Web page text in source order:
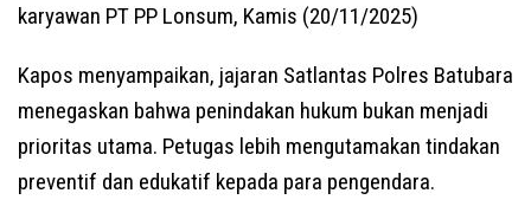
karyawan PT PP Lonsum, Kamis (20/11/2025)
Kapos menyampaikan, jajaran Satlantas Polres Batubara
menegaskan bahwa penindakan hukum bukan menjadi
prioritas utama. Petugas lebih mengutamakan tindakan
preventif dan edukatif kepada para pengendara.